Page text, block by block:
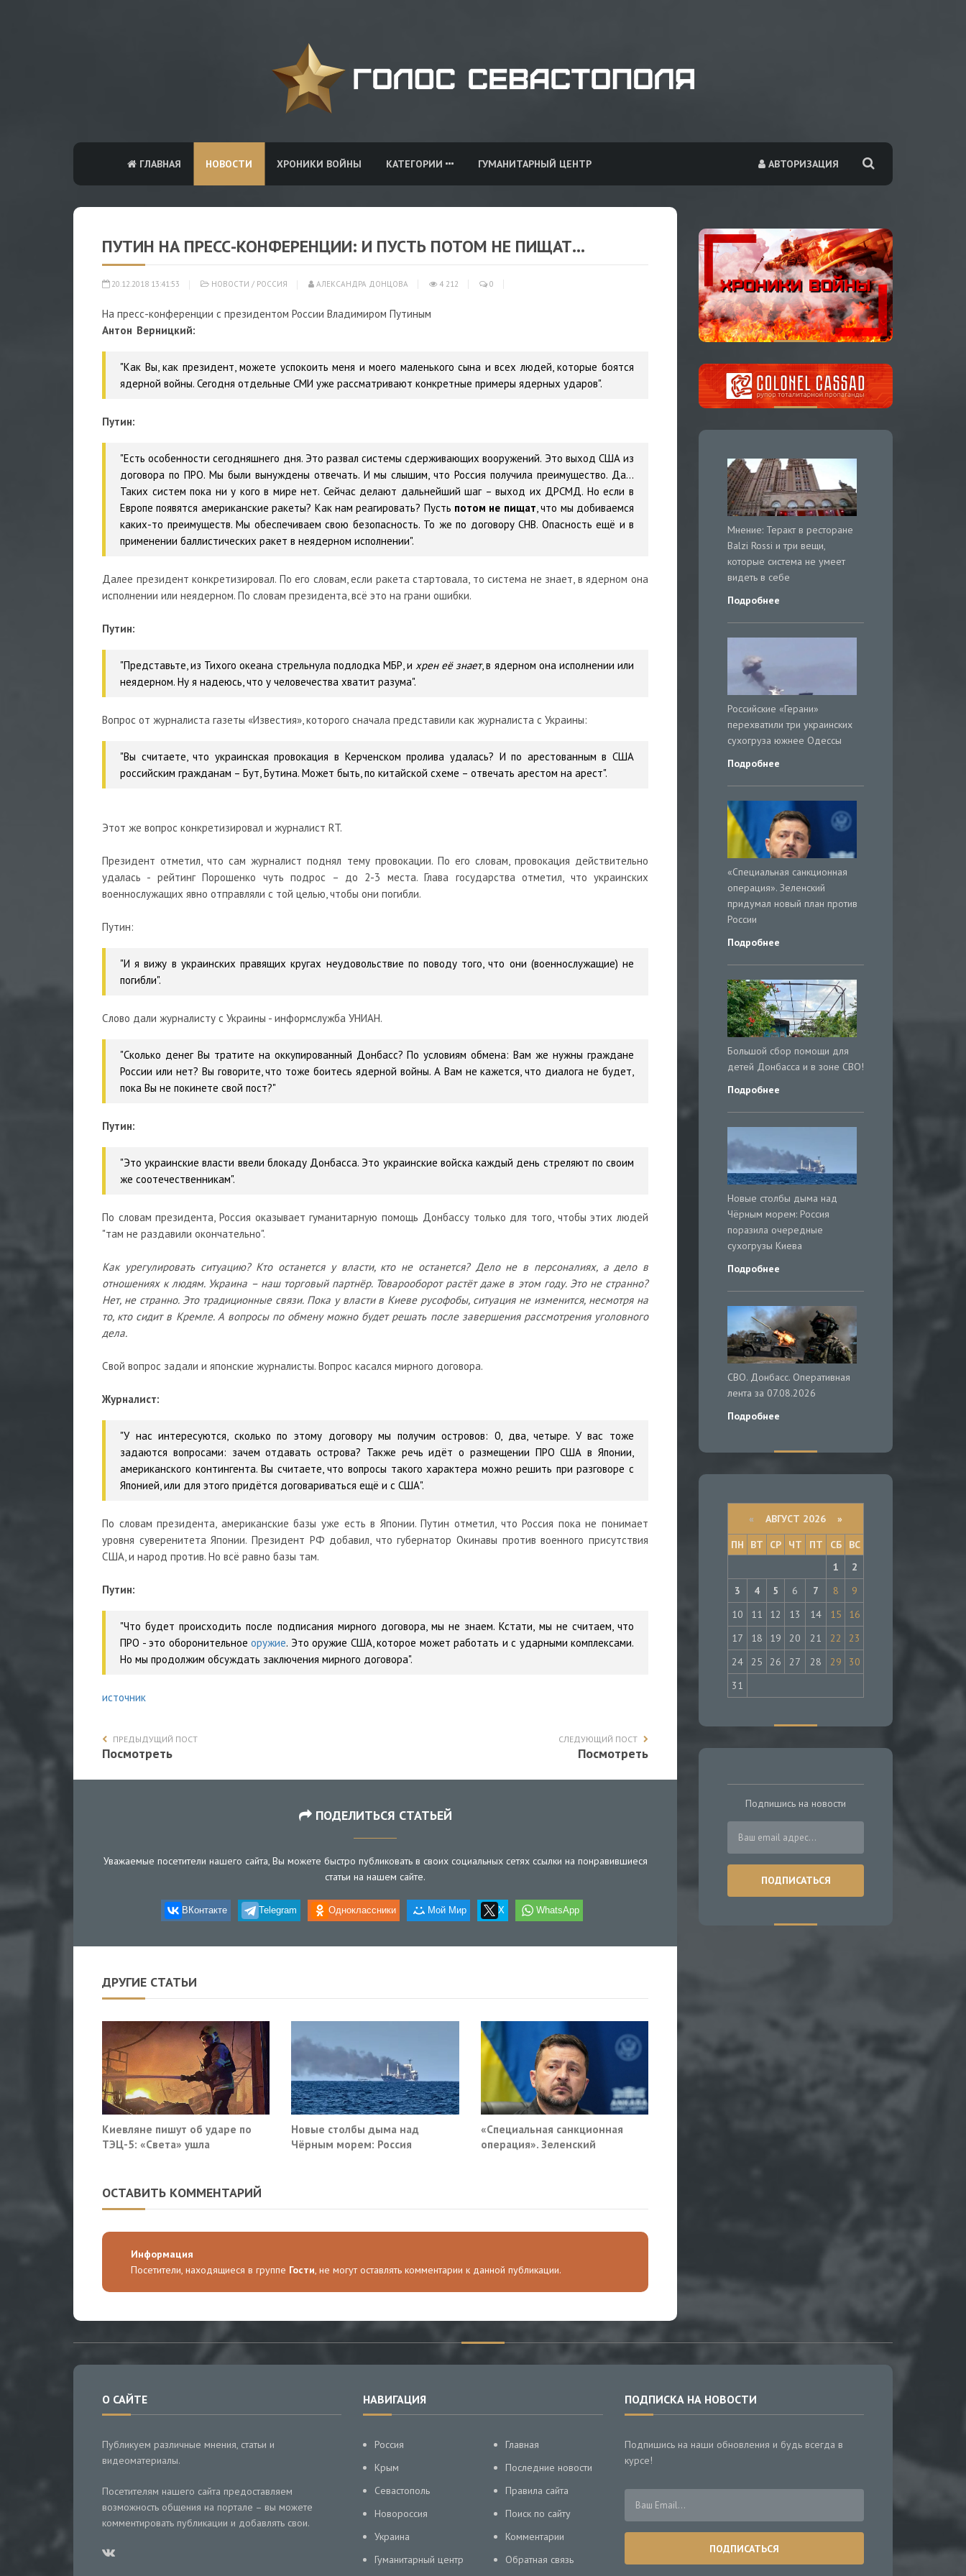
АВТОРИЗАЦИЯ
ГЛАВНАЯ НОВОСТИ ХРОНИКИ ВОЙНЫ КАТЕГОРИИ ГУМАНИТАРНЫЙ ЦЕНТР
ПУТИН НА ПРЕСС-КОНФЕРЕНЦИИ: И ПУСТЬ ПОТОМ НЕ ПИЩАТ...
20.12.2018 13:41:53 НОВОСТИ / РОССИЯ АЛЕКСАНДРА ДОНЦОВА 4 212 0
На пресс-конференции с президентом России Владимиром Путиным
Антон Верницкий:
"Как Вы, как президент, можете успокоить меня и моего маленького сына и всех людей, которые боятся
ядерной войны. Сегодня отдельные СМИ уже рассматривают конкретные примеры ядерных ударов".
Путин:
"Есть особенности сегодняшнего дня. Это развал системы сдерживающих вооружений. Это выход США из
договора по ПРО. Мы были вынуждены отвечать. И мы слышим, что Россия получила преимущество. Да…
Таких систем пока ни у кого в мире нет. Сейчас делают дальнейший шаг – выход их ДРСМД. Но если в
Европе появятся американские ракеты? Как нам реагировать? Пусть потом не пищат, что мы добиваемся
каких-то преимуществ. Мы обеспечиваем свою безопасность. То же по договору СНВ. Опасность ещё и в
применении баллистических ракет в неядерном исполнении".
Далее президент конкретизировал. По его словам, если ракета стартовала, то система не знает, в ядерном она
исполнении или неядерном. По словам президента, всё это на грани ошибки.
Путин:
"Представьте, из Тихого океана стрельнула подлодка МБР, ихрен её знает, в ядерном она исполнении или
неядерном. Ну я надеюсь, что у человечества хватит разума".
Вопрос от журналиста газеты «Известия», которого сначала представили как журналиста с Украины:
"Вы считаете, что украинская провокация в Керченском пролива удалась? И по арестованным в США
российским гражданам – Бут, Бутина. Может быть, по китайской схеме – отвечать арестом на арест".
Этот же вопрос конкретизировал и журналист RT.
Президент отметил, что сам журналист поднял тему провокации. По его словам, провокация действительно
удалась - рейтинг Порошенко чуть подрос – до 2-3 места. Глава государства отметил, что украинских
военнослужащих явно отправляли с той целью, чтобы они погибли.
Путин:
"И я вижу в украинских правящих кругах неудовольствие по поводу того, что они (военнослужащие) не
погибли".
Слово дали журналисту с Украины - информслужба УНИАН.
"Сколько денег Вы тратите на оккупированный Донбасс? По условиям обмена: Вам же нужны граждане
России или нет? Вы говорите, что тоже боитесь ядерной войны. А Вам не кажется, что диалога не будет,
пока Вы не покинете свой пост?"
Путин:
"Это украинские власти ввели блокаду Донбасса. Это украинские войска каждый день стреляют по своим
же соотечественникам".
По словам президента, Россия оказывает гуманитарную помощь Донбассу только для того, чтобы этих людей
"там не раздавили окончательно".
Как урегулировать ситуацию? Кто останется у власти, кто не останется? Дело не в персоналиях, а дело в
отношениях к людям. Украина – наш торговый партнёр. Товарооборот растёт даже в этом году. Это не странно?
Нет, не странно. Это традиционные связи. Пока у власти в Киеве русофобы, ситуация не изменится, несмотря на
то, кто сидит в Кремле. А вопросы по обмену можно будет решать после завершения рассмотрения уголовного
дела.
Свой вопрос задали и японские журналисты. Вопрос касался мирного договора.
Журналист:
"У нас интересуются, сколько по этому договору мы получим островов: 0, два, четыре. У вас тоже
задаются вопросами: зачем отдавать острова? Также речь идёт о размещении ПРО США в Японии,
американского контингента. Вы считаете, что вопросы такого характера можно решить при разговоре с
Японией, или для этого придётся договариваться ещё и с США".
По словам президента, американские базы уже есть в Японии. Путин отметил, что Россия пока не понимает
уровня суверенитета Японии. Президент РФ добавил, что губернатор Окинавы против военного присутствия
США, и народ против. Но всё равно базы там.
Путин:
"Что будет происходить после подписания мирного договора, мы не знаем. Кстати, мы не считаем, что
ПРО - это оборонительное оружие. Это оружие США, которое может работать и с ударными комплексами.
Но мы продолжим обсуждать заключения мирного договора".
источник
ПРЕДЫДУЩИЙ ПОСТ
Посмотреть
СЛЕДУЮЩИЙ ПОСТ
Посмотреть
ПОДЕЛИТЬСЯ СТАТЬЕЙ
Уважаемые посетители нашего сайта, Вы можете быстро публиковать в своих социальных сетях ссылки на понравившиеся
статьи на нашем сайте.
ВКонтакте Telegram Одноклассники Мой Мир X WhatsApp
ДРУГИЕ СТАТЬИ
Киевляне пишут об ударе по
ТЭЦ-5: «Света» ушла
Новые столбы дыма над
Чёрным морем: Россия
«Специальная санкционная
операция». Зеленский
ОСТАВИТЬ КОММЕНТАРИЙ
Информация
Посетители, находящиеся в группе Гости, не могут оставлять комментарии к данной публикации.
Мнение: Теракт в ресторане
Balzi Rossi и три вещи,
которые система не умеет
видеть в себе
Подробнее
Российские «Герани»
перехватили три украинских
сухогруза южнее Одессы
Подробнее
«Специальная санкционная
операция». Зеленский
придумал новый план против
России
Подробнее
Большой сбор помощи для
детей Донбасса и в зоне СВО!
Подробнее
Новые столбы дыма над
Чёрным морем: Россия
поразила очередные
сухогрузы Киева
Подробнее
СВО. Донбасс. Оперативная
лента за 07.08.2026
Подробнее
« АВГУСТ 2026 »
ПН
ВТ СР ЧТ ПТ СБ
ВС
1
2
3
4 5 6 7 8
9
10
11 12 13 14 15
16
17
18 19 20 21 22
23
24
25 26 27 28 29
30
31
Подпишись на новости
О САЙТЕ
Публикуем различные мнения, статьи и
видеоматериалы.
Посетителям нашего сайта предоставляем
возможность общения на портале – вы можете
комментировать публикации и добавлять свои.
НАВИГАЦИЯ
Россия
Крым
Севастополь
Новороссия
Украина
Гуманитарный центр
Главная
Последние новости
Правила сайта
Поиск по сайту
Комментарии
Обратная связь
ПОДПИСКА НА НОВОСТИ
Подпишись на наши обновления и будь всегда в
курсе!